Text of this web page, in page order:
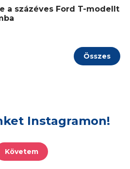
a százéves Ford T-modellt
Összes
Instagramon!
Követem